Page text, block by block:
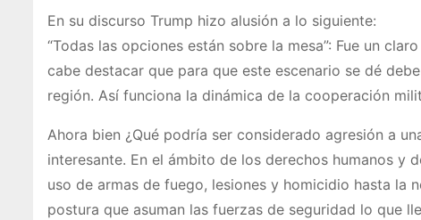
En su discurso Trump hizo alusión a lo siguiente:
“Todas las opciones están sobre la mesa”: Fue un
cabe destacar que para que este escenario se dé
región. Así funciona la dinámica de la cooperación
Ahora bien ¿Qué podría ser considerado agresión a
interesante. En el ámbito de los derechos humanos y
uso de armas de fuego, lesiones y homicidio hasta la
postura que asuman las fuerzas de seguridad lo que